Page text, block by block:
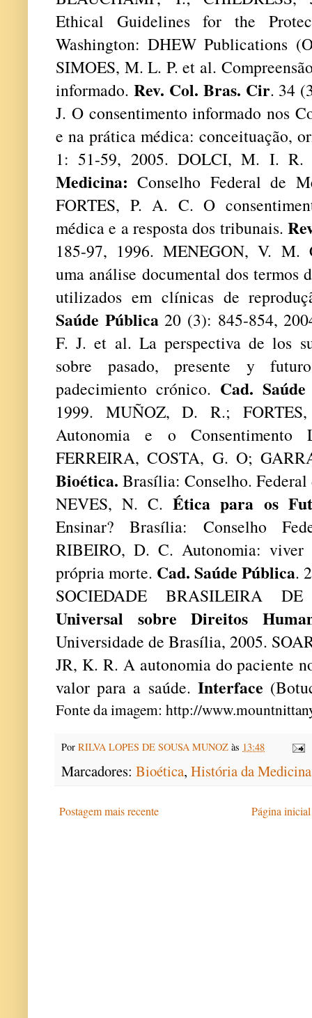
Ethical Guidelines for the
Washington: DHEW Publications
SIMOES, M. L. P. et al.
informado. Rev. Col. Bras. Cir. 34
J. O consentimento informado nos
e na prática médica: conceituação,
1: 51-59, 2005. DOLCI, M. I. R.
Medicina: Conselho Federal de
FORTES, P. A. C. O
médica e a resposta dos tribunais.
185-97, 1996. MENEGON, V. M.
uma análise documental dos termos
utilizados em clínicas de
Saúde Pública20 (3): 845-854,
F. J. et al. La perspectiva de los
sobre pasado, presente y
padecimiento crónico. Cad.
1999. MUÑOZ, D. R.;
Autonomia e o
FERREIRA, COSTA, G. O;
Bioética. Brasília: Conselho.
NEVES, N. C.Ética para os
Ensinar? Brasília: Conselho
RIBEIRO, D. C. Autonomia:
própria morte. Cad. Saúde Pública.
SOCIEDADE BRASILEIRA
Universal sobre Direitos
Universidade de Brasília, 2005.
JR, K. R. A autonomia do paciente
valor para a saúde. Interface
Fonte da imagem: http://
Por RILVA LOPES DE SOUSA MUNOZ às 13:48
Marcadores: Bioética, História da Medicina
Postagem mais recente Página inicial